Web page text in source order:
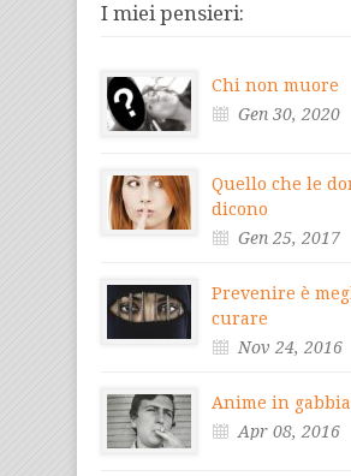
I miei pensieri:
Chi non muore
Gen 30, 2020
Quello che le
dicono
Gen 25, 2017
Prevenire è
curare
Nov 24, 2016
Anime in gabbia
Apr 08, 2016